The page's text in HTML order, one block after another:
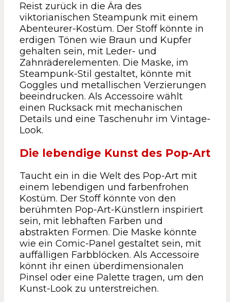
Reist zurück in die Ära des
viktorianischen Steampunk mit einem
Abenteurer-Kostüm. Der Stoff könnte in
erdigen Tönen wie Braun und Kupfer
gehalten sein, mit Leder- und
Zahnräderelementen. Die Maske, im
Steampunk-Stil gestaltet, könnte mit
Goggles und metallischen Verzierungen
beeindrucken. Als Accessoire wählt
einen Rucksack mit mechanischen
Details und eine Taschenuhr im Vintage-
Look.
Die lebendige Kunst des Pop-Art
Taucht ein in die Welt des Pop-Art mit
einem lebendigen und farbenfrohen
Kostüm. Der Stoff könnte von den
berühmten Pop-Art-Künstlern inspiriert
sein, mit lebhaften Farben und
abstrakten Formen. Die Maske könnte
wie ein Comic-Panel gestaltet sein, mit
auffälligen Farbblöcken. Als Accessoire
könnt ihr einen überdimensionalen
Pinsel oder eine Palette tragen, um den
Kunst-Look zu unterstreichen.